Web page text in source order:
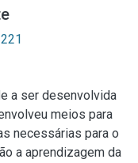
a ser desenvolvida
meios para
necessárias para o
a aprendizagem da